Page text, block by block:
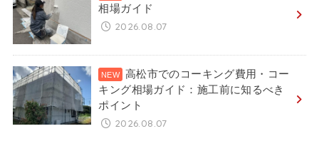
相場ガイド
2026.08.07
高松市でのコーキング費用・コー
キング相場ガイド：施工前に知るべき
ポイント
2026.08.07